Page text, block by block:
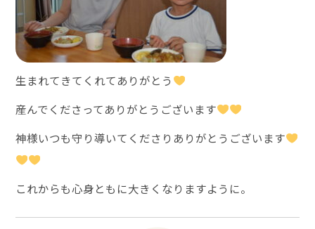
生まれてきてくれてありがとう
産んでくださってありがとうございます
神様いつも守り導いてくださりありがとうございます
これからも心身ともに大きくなりますように。